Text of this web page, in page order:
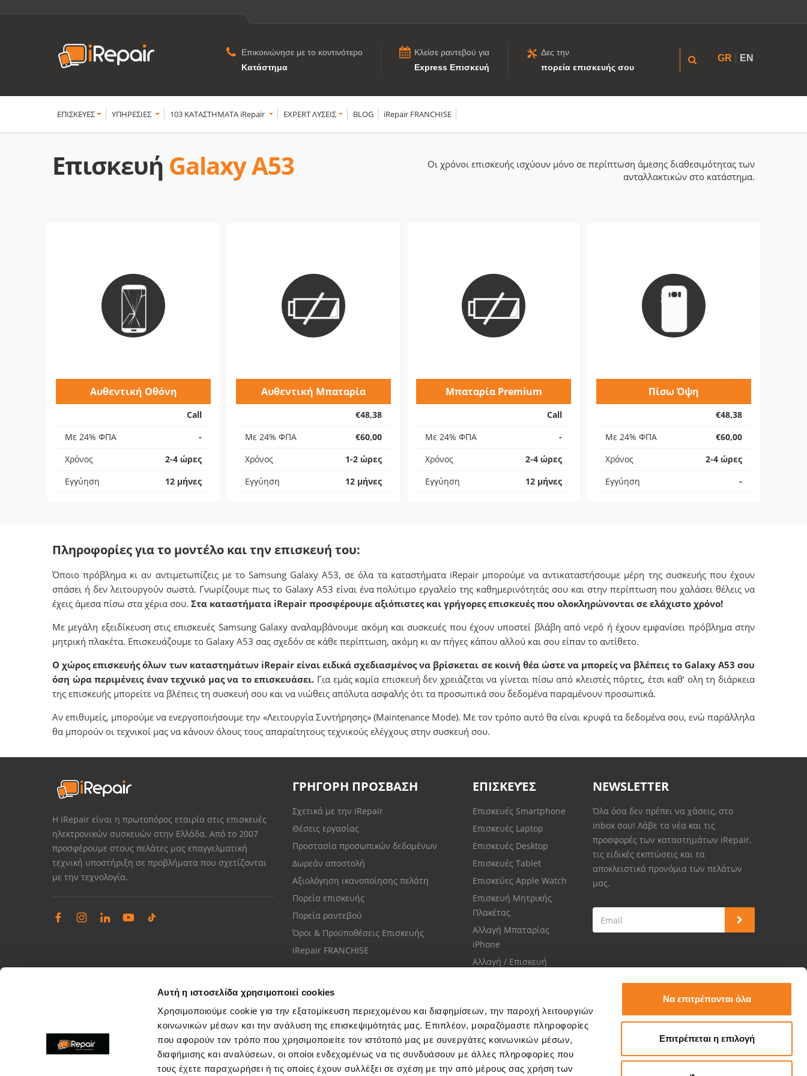
Αυτή η ιστοσελίδα χρησιμοποιεί cookies
Χρησιμοποιούμε cookie για την εξατομίκευση περιεχομένου και διαφημίσεων, την παροχή λειτουργιών
κοινωνικών μέσων και την ανάλυση της επισκεψιμότητάς μας. Επιπλέον, μοιραζόμαστε πληροφορίες
που αφορούν τον τρόπο που χρησιμοποιείτε τον ιστότοπό μας με συνεργάτες κοινωνικών μέσων,
διαφήμισης και αναλύσεων, οι οποίοι ενδεχομένως να τις συνδυάσουν με άλλες πληροφορίες που
τους έχετε παραχωρήσει ή τις οποίες έχουν συλλέξει σε σχέση με την από μέρους σας χρήση των
Να επιτρέπονται όλα
Επιτρέπεται η επιλογή
Επικοινώνησε με το κοντινότερο
Κατάστημα
Κλείσε ραντεβού για
Express Επισκευή
Δες την
πορεία επισκευής σου
GR EN
ΕΠΙΣΚΕΥΕΣ YΠΗΡΕΣΙΕΣ 103 ΚΑΤΑΣΤΗΜΑΤΑ iRepair EXPERT ΛΥΣΕΙΣ BLOG iRepair FRANCHISE
Επισκευή Galaxy A53
Οι χρόνοι επισκευής ισχύουν μόνο σε περίπτωση άμεσης διαθεσιμότητας των
ανταλλακτικών στο κατάστημα.
Αυθεντική Οθόνη
Call
Με 24% ΦΠΑ
-
Χρόνος
2-4 ώρες
Εγγύηση
12 μήνες
Αυθεντική Μπαταρία
€48,38
Με 24% ΦΠΑ
€60,00
Χρόνος
1-2 ώρες
Εγγύηση
12 μήνες
Μπαταρία Premium
Call
Με 24% ΦΠΑ
-
Χρόνος
2-4 ώρες
Εγγύηση
12 μήνες
Πίσω Όψη
€48,38
Με 24% ΦΠΑ
€60,00
Χρόνος
2-4 ώρες
Εγγύηση
-
Πληροφορίες για το μοντέλο και την επισκευή του:
Όποιο πρόβλημα κι αν αντιμετωπίζεις με το Samsung Galaxy Α53, σε όλα τα καταστήματα iRepair μπορούμε να αντικαταστήσουμε μέρη της συσκευής που έχουν
σπάσει ή δεν λειτουργούν σωστά. Γνωρίζουμε πως το Galaxy Α53 είναι ένα πολύτιμο εργαλείο της καθημερινότητάς σου και στην περίπτωση που χαλάσει θέλεις να
έχεις άμεσα πίσω στα χέρια σου. Στα καταστήματα iRepair προσφέρουμε αξιόπιστες και γρήγορες επισκευές που ολοκληρώνονται σε ελάχιστο χρόνο!
Με μεγάλη εξειδίκευση στις επισκευές Samsung Galaxy αναλαμβάνουμε ακόμη και συσκευές που έχουν υποστεί βλάβη από νερό ή έχουν εμφανίσει πρόβλημα στην
μητρική πλακέτα. Επισκευάζουμε το Galaxy Α53 σας σχεδόν σε κάθε περίπτωση, ακόμη κι αν πήγες κάπου αλλού και σου είπαν το αντίθετο.
Ο χώρος επισκευής όλων των καταστημάτων iRepair είναι ειδικά σχεδιασμένος να βρίσκεται σε κοινή θέα ώστε να μπορείς να βλέπεις το Galaxy Α53 σου
όση ώρα περιμένεις έναν τεχνικό μας να το επισκευάσει. Για εμάς καμία επισκευή δεν χρειάζεται να γίνεται πίσω από κλειστές πόρτες, έτσι καθ’ ολη τη διάρκεια
της επισκευής μπορείτε να βλέπεις τη συσκευή σου και να νιώθεις απόλυτα ασφαλής ότι τα προσωπικά σου δεδομένα παραμένουν προσωπικά.
Αν επιθυμείς, μπορούμε να ενεργοποιήσουμε την «Λειτουργία Συντήρησης» (Maintenance Mode). Με τον τρόπο αυτό θα είναι κρυφά τα δεδομένα σου, ενώ παράλληλα
θα μπορούν οι τεχνικοί μας να κάνουν όλους τους απαραίτητους τεχνικούς ελέγχους στην συσκευή σου.
Η iRepair είναι η πρωτοπόρος εταιρία στις επισκευές
ηλεκτρονικών συσκευών στην Ελλάδα. Από το 2007
προσφέρουμε στους πελάτες μας επαγγελματική
τεχνική υποστήριξη σε προβλήματα που σχετίζονται
με την τεχνολογία.
ΓΡΗΓΟΡΗ ΠΡΟΣΒΑΣΗ
Σχετικά με την iRepair
Θέσεις εργασίας
Προστασία προσωπικών δεδομένων
Δωρεάν αποστολή
Αξιολόγηση ικανοποίησης πελάτη
Πορεία επισκευής
Πορεία ραντεβού
Όροι & Προϋποθέσεις Επισκευής
iRepair FRANCHISE
ΕΠΙΣΚΕΥΈΣ
Επισκευές Smartphone
Επισκευές Laptop
Επισκευές Desktop
Επισκευές Tablet
Επισκεύες Apple Watch
Επισκευή Μητρικής
Πλακέτας
Αλλαγή Μπαταρίας
iPhone
Αλλαγή / Επισκευή
NEWSLETTER
Όλα όσα δεν πρέπει να χάσεις, στο
inbox σου! Λάβε τα νέα και τις
προσφορές των καταστημάτων iRepair,
τις ειδικές εκπτώσεις και τα
αποκλειστικά προνόμια των πελάτων
μας.
Διαχείριση παραπόνων
Επίλυση θεμάτων εξυπηρέτησης καταστημάτων
Εξυπηρέτηση πελατών
Μίλησε με το πιο κοντινό σου κατάστημα